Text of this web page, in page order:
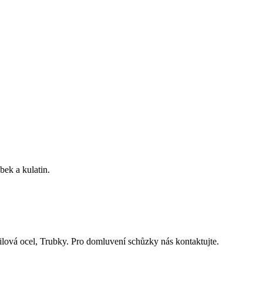
a kulatin.
ocel, Trubky. Pro domluvení schůzky nás kontaktujte.